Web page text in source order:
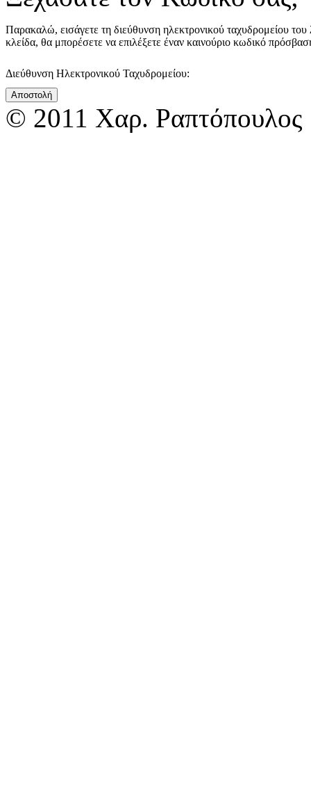
Παρακαλώ, εισάγετε τη διεύθυνση ηλεκτρονικού ταχυδρομείου
κλείδα, θα μπορέσετε να επιλέξετε έναν καινούριο κωδικό
Διεύθυνση Ηλεκτρονικού Ταχυδρομείου:
Αποστολή
© 2011 Χαρ. Ραπτόπουλος